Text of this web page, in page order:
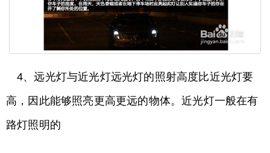
4、远光灯与近光灯远光灯的照射高度比近光灯要
高，因此能够照亮更高更远的物体。近光灯一般在有
路灯照明的